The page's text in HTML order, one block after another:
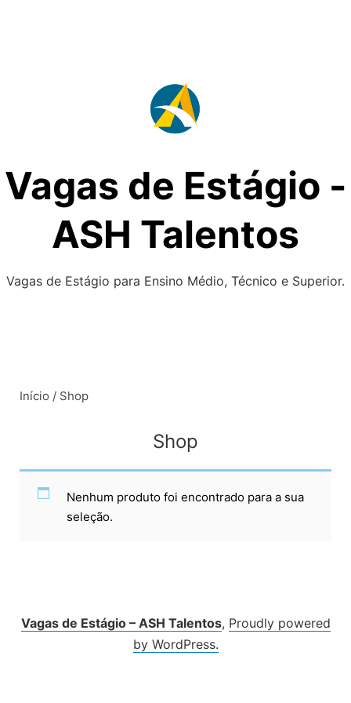
Vagas de Estágio -
ASH Talentos
Vagas de Estágio para Ensino Médio, Técnico e Superior.
Início / Shop
Shop
Nenhum produto foi encontrado para a sua
seleção.
Vagas de Estágio – ASH Talentos, Proudly powered
by WordPress.